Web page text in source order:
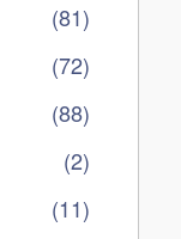
(81)
(72)
(88)
(2)
(11)